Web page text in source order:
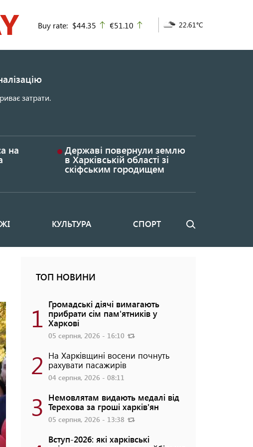
Buy rate: $44.35 up
€51.10 22.61°C
затрати.
на Державі повернули землю
в Харківській області зі
скіфським городищем
КУЛЬТУРА СПОРТ Пошук
ТОП НОВИНИ
1 Громадські діячі вимагають
прибрати сім пам'ятників у
Харкові
05 серпня, 2026 - 16:10
2 На Харківщині восени почнуть
рахувати пасажирів
04 серпня, 2026 - 08:11
3 Немовлятам видають медалі від
Терехова за гроші харків'ян
05 серпня, 2026 - 13:38
Вступ-2026: які харківські